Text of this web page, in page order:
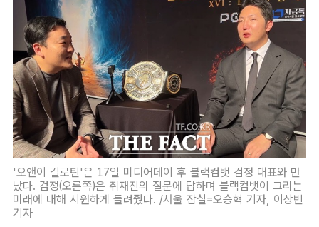
'오앤이 길로틴'은 17일 미디어데이 후 블랙컴뱃 검정 대표와 만
났다. 검정(오른쪽)은 취재진의 질문에 답하며 블랙컴뱃이 그리는
미래에 대해 시원하게 들려줬다. /서울 잠실=오승혁 기자, 이상빈
기자